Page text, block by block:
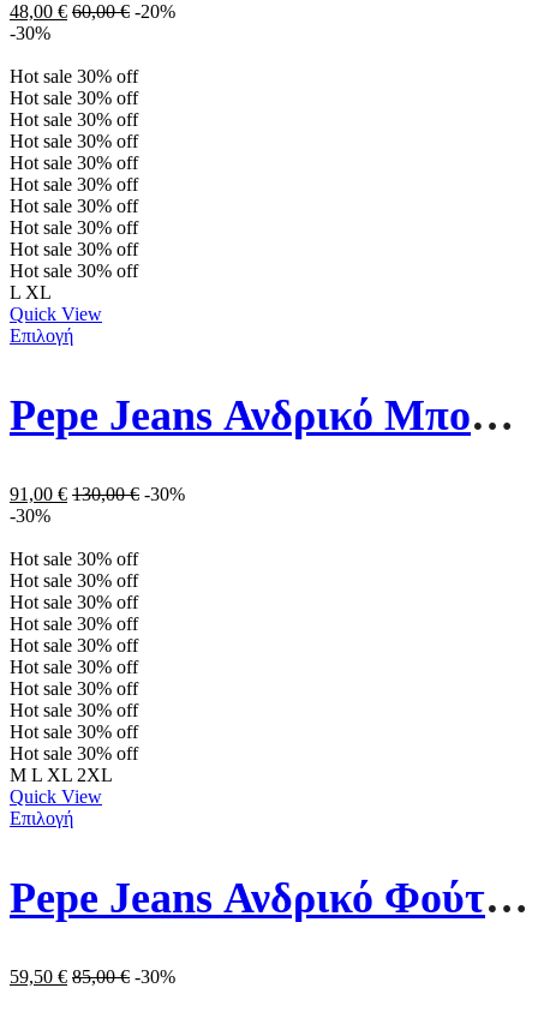
48,00 € 60,00€ -20%
-30%
Hot sale 30% off
Hot sale 30% off
Hot sale 30% off
Hot sale 30% off
Hot sale 30% off
Hot sale 30% off
Hot sale 30% off
Hot sale 30% off
Hot sale 30% off
Hot sale 30% off
L XL
Quick View
Επιλογή
Pepe Jeans Ανδρικό Μπουφάν Puffer PM402593-732 Πράσινο
91,00 € 130,00€ -30%
-30%
Hot sale 30% off
Hot sale 30% off
Hot sale 30% off
Hot sale 30% off
Hot sale 30% off
Hot sale 30% off
Hot sale 30% off
Hot sale 30% off
Hot sale 30% off
Hot sale 30% off
M L XL 2XL
Quick View
Επιλογή
Pepe Jeans Ανδρικό Φούτερ Με Κουκούλα PM582521-594 Γκρι
59,50 € 85,00€ -30%